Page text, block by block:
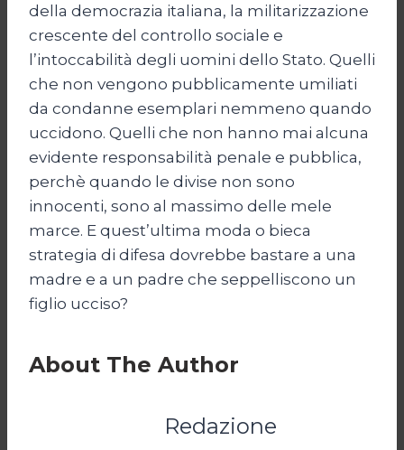
della democrazia italiana, la militarizzazione
crescente del controllo sociale e
l’intoccabilità degli uomini dello Stato. Quelli
che non vengono pubblicamente umiliati
da condanne esemplari nemmeno quando
uccidono. Quelli che non hanno mai alcuna
evidente responsabilità penale e pubblica,
perchè quando le divise non sono
innocenti, sono al massimo delle mele
marce. E quest’ultima moda o bieca
strategia di difesa dovrebbe bastare a una
madre e a un padre che seppelliscono un
figlio ucciso?
About The Author
Redazione